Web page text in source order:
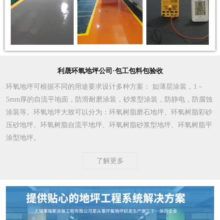
利晟环氧地坪公司·包工包料包验收
环氧地坪可根据不同的用途要求设计多种方案 ： 如薄层涂装，1－
5mm厚的自流平地面，防滑耐磨涂装，砂浆型涂装，防静电，防腐蚀
涂装等。环氧地坪大致可以分为：环氧树脂磨石地坪、环氧树脂彩砂
压砂地坪、环氧树脂自流平地坪、环氧树脂砂浆型地坪、环氧树脂平
涂型地坪。
了解更多